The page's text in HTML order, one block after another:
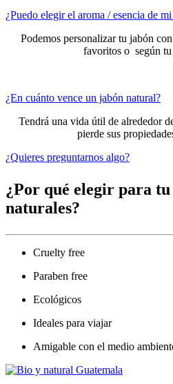
¿Puedo elegir el aroma / esencia de
Podemos personalizar tu jabón
favoritos o según
¿En cuánto vence un jabón natural?
Tendrá una vida útil de alrededor
pierde sus
¿Quieres preguntarnos algo?
¿Por qué elegir para
naturales?
Cruelty free
Paraben free
Ecológicos
Ideales para viajar
Amigable con el medio